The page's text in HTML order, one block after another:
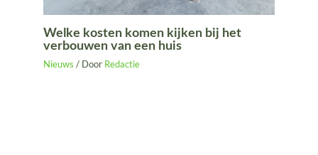
Welke kosten komen kijken bij het
verbouwen van een huis
Nieuws / Door Redactie